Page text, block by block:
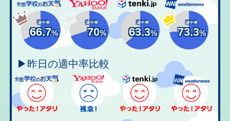
適中率
66.7%
適中率
70%
適中率
63.3%
適中率
73.3%
▶昨日の適中率比較